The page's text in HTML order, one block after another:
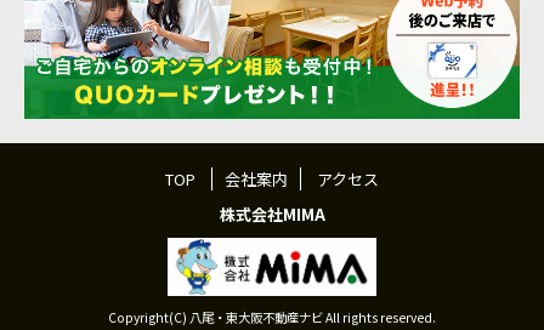
TOP 会社案内
アクセス
株式会社MIMA
Copyright(C) 八尾・東大阪不動産ナビ All rights reserved.